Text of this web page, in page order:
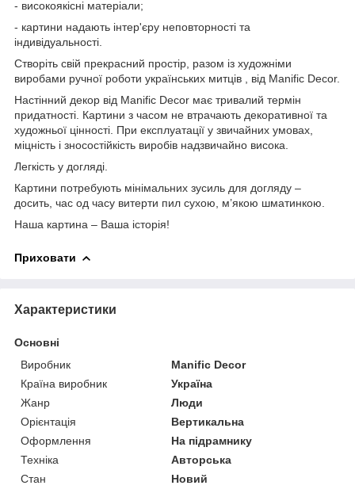
- високоякісні матеріали;
- картини надають інтер'єру неповторності та
індивідуальності.
Створіть свій прекрасний простір, разом із художніми
виробами ручної роботи українських митців , від Manific Decor.
Настінний декор від Manific Decor має тривалий термін
придатності. Картини з часом не втрачають декоративної та
художньої цінності. При експлуатації у звичайних умовах,
міцність і зносостійкість виробів надзвичайно висока.
Легкість у догляді.
Картини потребують мінімальних зусиль для догляду –
досить, час од часу витерти пил сухою, м’якою шматинкою.
Наша картина – Ваша історія!
Приховати
Характеристики
Основні
Виробник
Manific Decor
Країна виробник
Україна
Жанр
Люди
Орієнтація
Вертикальна
Оформлення
На підрамнику
Техніка
Авторська
Стан
Новий